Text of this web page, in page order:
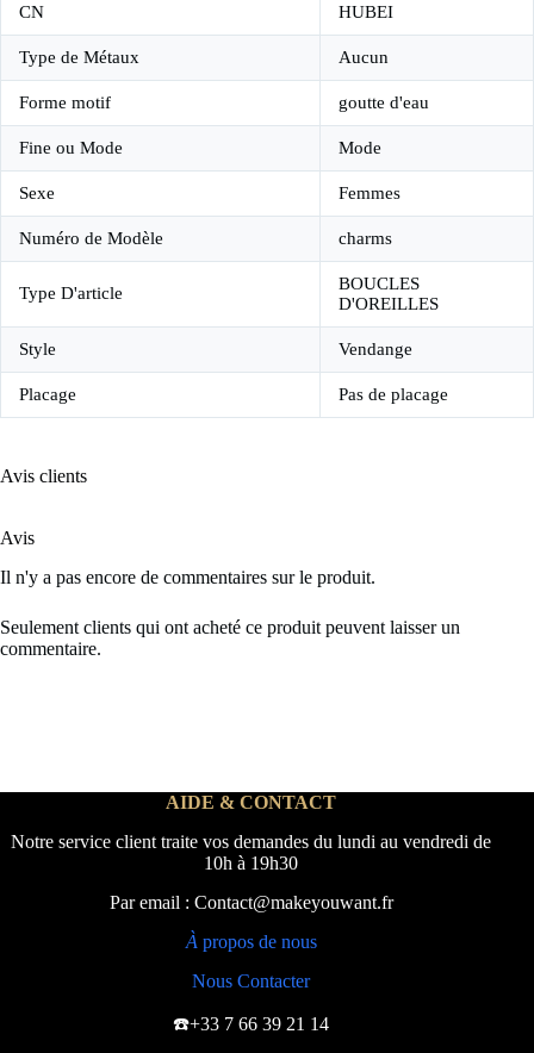
CN HUBEI
Type de Métaux Aucun
Forme motif goutte d'eau
Fine ou Mode Mode
Sexe Femmes
Numéro de Modèle charms
Type D'article
BOUCLES
D'OREILLES
Style Vendange
Placage Pas de placage
Avis clients
Avis
Il n'y a pas encore de commentaires sur le produit.
Seulement clients qui ont acheté ce produit peuvent laisser un
commentaire.
AIDE & CONTACT
Notre service client traite vos demandes du lundi au vendredi de
10h à 19h30
Par email : Contact@makeyouwant.fr
À propos de nous
Nous Contacter
☎️+33 7 66 39 21 14